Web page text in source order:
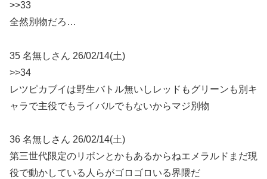
>>33
全然別物だろ…
35 名無しさん 26/02/14(土)
>>34
レツピカブイは野生バトル無いしレッドもグリーンも別キ
ャラで主役でもライバルでもないからマジ別物
36 名無しさん 26/02/14(土)
第三世代限定のリボンとかもあるからねエメラルドまだ現
役で動かしている人らがゴロゴロいる界隈だ